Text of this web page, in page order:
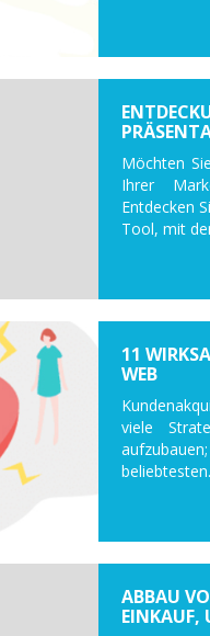
Möchten
Ihrer
Entdecken
Tool, mit
11
WEB
viele
ABBAU
EINKAUF,